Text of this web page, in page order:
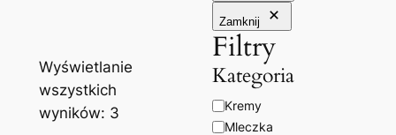
Wyświetlanie
wszystkich
wyników: 3
Zamknij
Filtry
Kategoria
Kategoria
Kremy
Mleczka